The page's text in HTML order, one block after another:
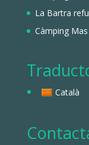
La Bartra
Càmping
Català